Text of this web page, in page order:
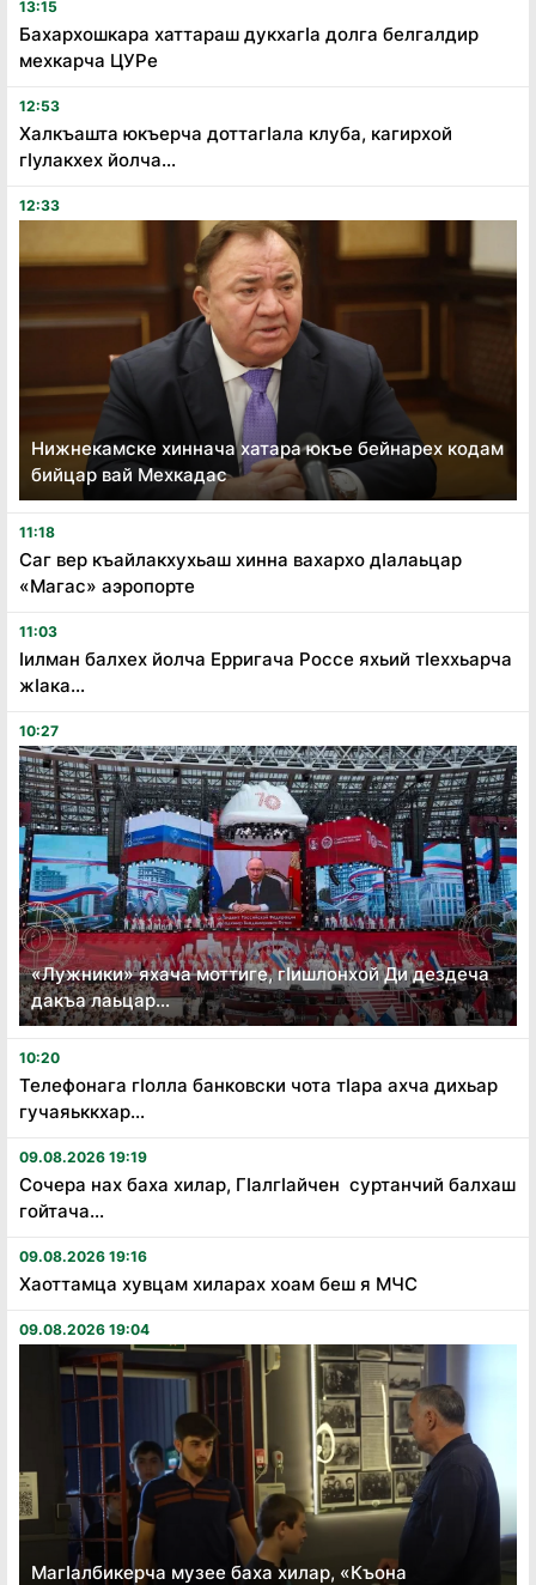
13:15
Бахархошкара хаттараш дукхагӏа долга белгалдир
мехкарча ЦУРе
12:53
Халкъашта юкъерча доттагӏала клуба, кагирхой
гӏулакхех йолча...
12:33
Нижнекамске хиннача хатара юкъе бейнарех кодам
бийцар вай Мехкадас
11:18
Саг вер къайлакхухьаш хинна вахархо дӏалаьцар
«Магас» аэропорте
11:03
ӏилман балхех йолча Ерригача Россе яхьий тӏеххьарча
жӏака...
10:27
«Лужники» яхача моттиге, гӏишлонхой Ди дездеча
дакъа лаьцар...
10:20
Телефонага гӏолла банковски чота тӏара ахча дихьар
гучаяьккхар...
09.08.2026 19:19
Сочера нах баха хилар, Гӏалгӏайчен суртанчий балхаш
гойтача...
09.08.2026 19:16
Хаоттамца хувцам хиларах хоам беш я МЧС
09.08.2026 19:04
Магӏалбикерча музее баха хилар, «Къона